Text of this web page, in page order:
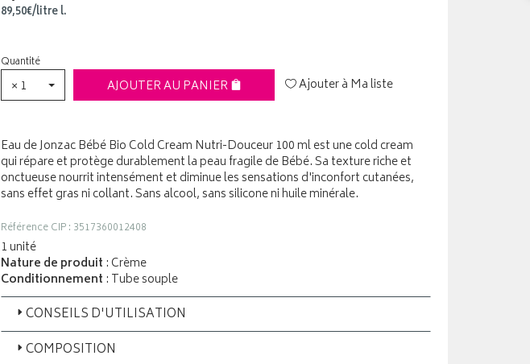
89,50€/litrel.
Quantité
× 1 AJOUTER AU PANIER Ajouter à Ma liste
Eau de Jonzac Bébé Bio Cold Cream Nutri-Douceur 100 ml est une cold cream
qui répare et protège durablement la peau fragile de Bébé. Sa texture riche et
onctueuse nourrit intensément et diminue les sensations d'inconfort cutanées,
sans effet gras ni collant. Sans alcool, sans silicone ni huile minérale.
Référence CIP : 3517360012408
1 unité
Nature de produit : Crème
Conditionnement : Tube souple
CONSEILS D'UTILISATION
COMPOSITION